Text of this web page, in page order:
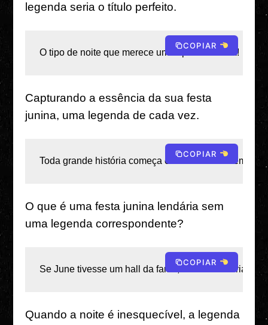
legenda seria o título perfeito.
O tipo de noite que merece um especial Netflix!
COPIAR
Capturando a essência da sua festa
junina, uma legenda de cada vez.
Toda grande história começa com "Desta vez em
COPIAR
O que é uma festa junina lendária sem
uma legenda correspondente?
Se June tivesse um hall da fama, esta noite seria
COPIAR
Quando a noite é inesquecível, a legenda